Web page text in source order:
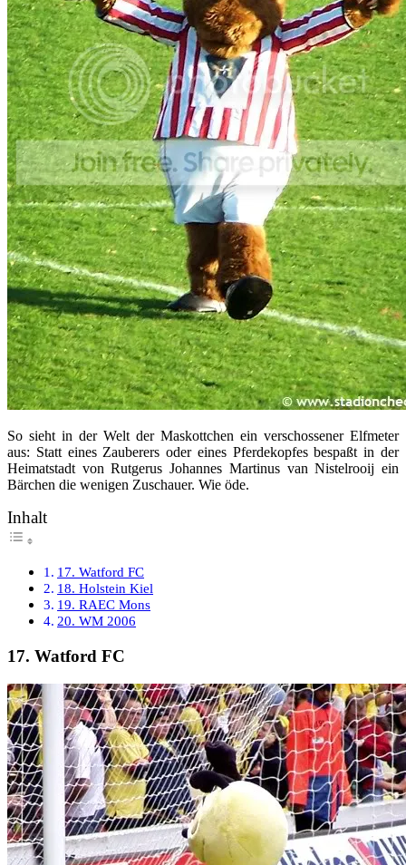
So sieht in der Welt der Maskottchen ein verschossener Elfmeter
aus: Statt eines Zauberers oder eines Pferdekopfes bespaßt in der
Heimatstadt von Rutgerus Johannes Martinus van Nistelrooij ein
Bärchen die wenigen Zuschauer. Wie öde.
Inhalt
17. Watford FC
18. Holstein Kiel
19. RAEC Mons
20. WM 2006
17. Watford FC